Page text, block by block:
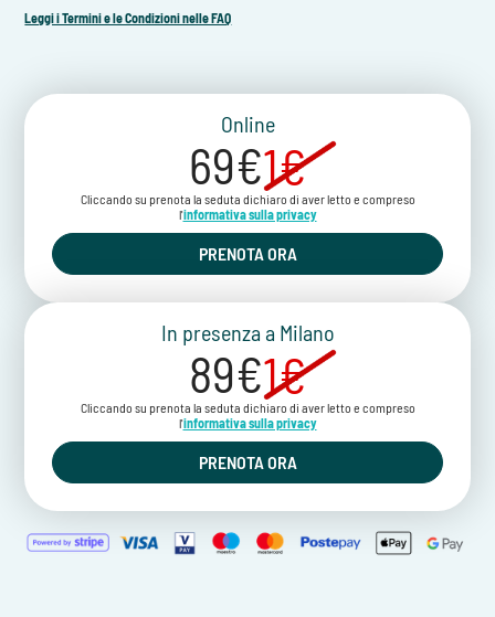
Leggi i Termini e le Condizioni nelle FAQ
Online
69€1€
Cliccando su prenota la seduta dichiaro di aver letto e compreso
l'informativa sulla privacy
PRENOTA ORA
In presenza a Milano
89€1€
Cliccando su prenota la seduta dichiaro di aver letto e compreso
l'informativa sulla privacy
PRENOTA ORA